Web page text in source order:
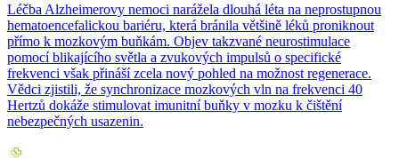
Léčba Alzheimerovy nemoci narážela dlouhá léta na neprostupnou
hematoencefalickou bariéru, která bránila většině léků proniknout
přímo k mozkovým buňkám. Objev takzvané neurostimulace
pomocí blikajícího světla a zvukových impulsů o specifické
frekvenci však přináší zcela nový pohled na možnost regenerace.
Vědci zjistili, že synchronizace mozkových vln na frekvenci 40
Hertzů dokáže stimulovat imunitní buňky v mozku k čištění
nebezpečných usazenin.